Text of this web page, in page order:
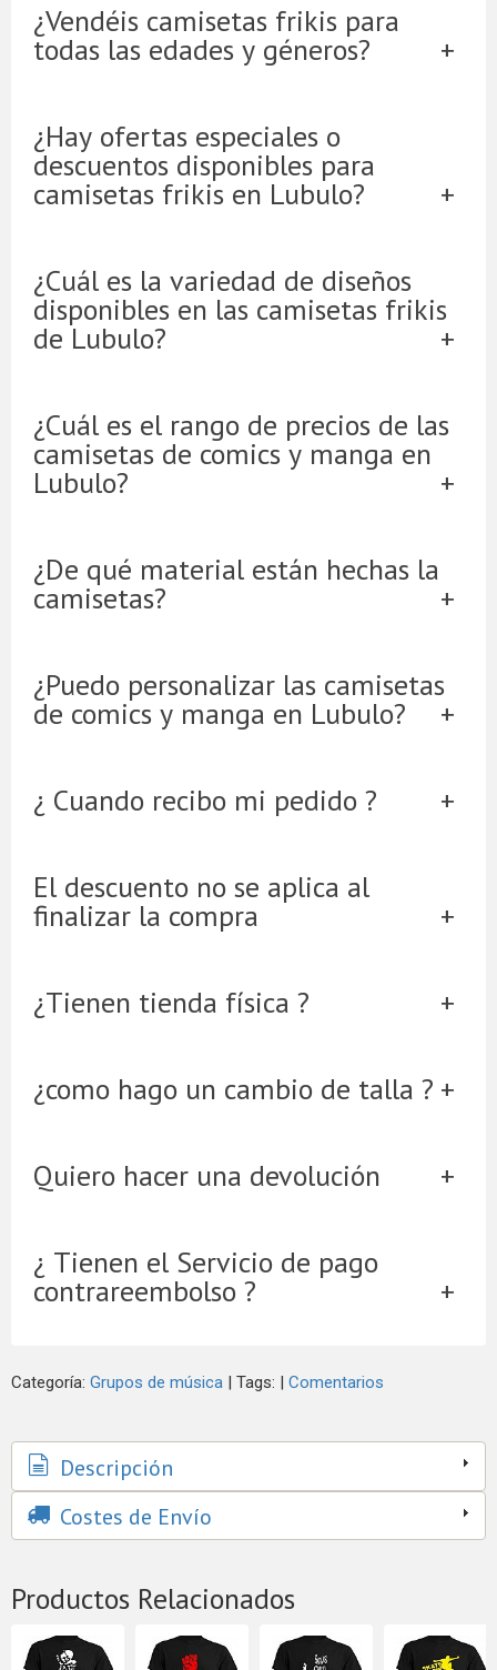
¿Vendéis camisetas frikis para
todas las edades y géneros?
¿Hay ofertas especiales o
descuentos disponibles para
camisetas frikis en Lubulo?
¿Cuál es la variedad de diseños
disponibles en las camisetas frikis
de Lubulo?
¿Cuál es el rango de precios de las
camisetas de comics y manga en
Lubulo?
¿De qué material están hechas la
camisetas?
¿Puedo personalizar las camisetas
de comics y manga en Lubulo?
¿ Cuando recibo mi pedido ?
El descuento no se aplica al
finalizar la compra
¿Tienen tienda física ?
¿como hago un cambio de talla ?
Quiero hacer una devolución
¿ Tienen el Servicio de pago
contrareembolso ?
Categoría: Grupos de música Tags: Comentarios
Descripción
Costes de Envío
Productos Relacionados